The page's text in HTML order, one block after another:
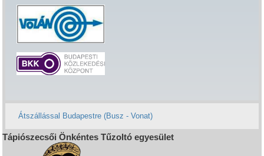
Átszállással Budapestre (Busz - Vonat)
Tápiószecsői Önkéntes Tűzoltó egyesület